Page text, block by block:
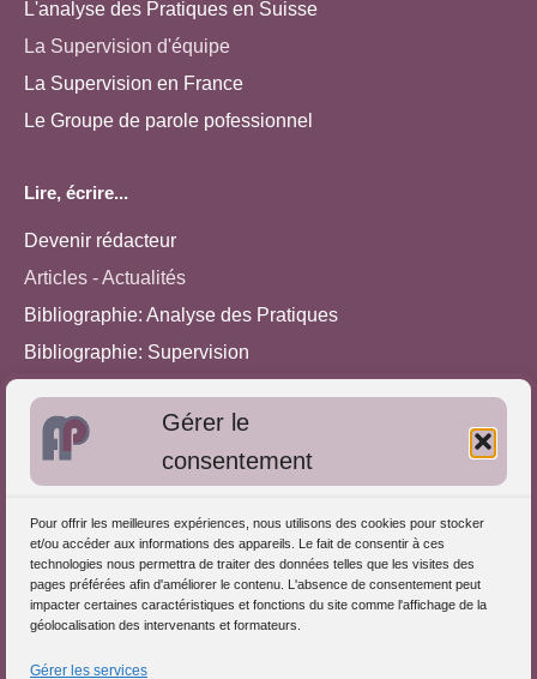
Gérer le
consentement
Pour offrir les meilleures expériences, nous utilisons des cookies pour stocker
et/ou accéder aux informations des appareils. Le fait de consentir à ces
technologies nous permettra de traiter des données telles que les visites des
pages préférées afin d'améliorer le contenu. L'absence de consentement peut
impacter certaines caractéristiques et fonctions du site comme l'affichage de la
géolocalisation des intervenants et formateurs.
Gérer les services
L'analyse des Pratiques en Suisse
La Supervision d'équipe
La Supervision en France
Le Groupe de parole pofessionnel
Lire, écrire...
Devenir rédacteur
Articles - Actualités
Bibliographie: Analyse des Pratiques
Bibliographie: Supervision
Approches de l'Analyse des pratiques
S'inscrire dans l'Annuaire
Publiez vos formations
Charte déontologique